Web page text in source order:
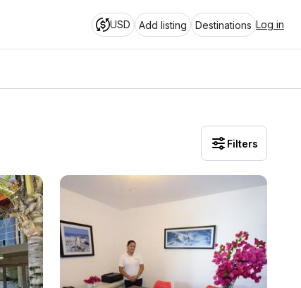
USD Add listing Destinations Log in
Filters